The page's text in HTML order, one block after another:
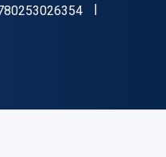
"ISBN-13